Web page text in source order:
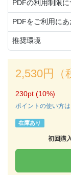
PDFの利用制限に
PDFをご利用に
推奨環境
2,530円（
230pt (10%)
ポイントの使い方
在庫あり
初回購